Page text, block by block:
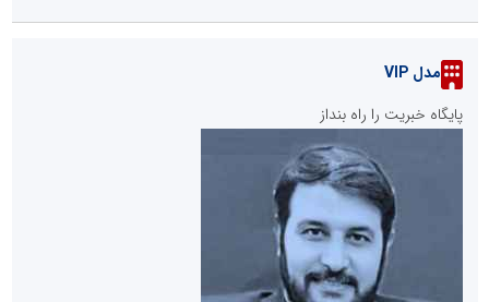
مدل VIP
پایگاه خبریت را راه بنداز